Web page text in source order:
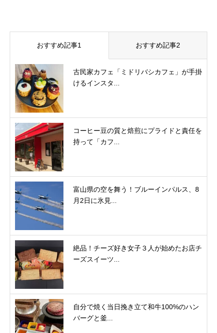
おすすめ記事1 おすすめ記事2
古民家カフェ「ミドリバシカフェ」が手掛
けるインスタ...
コーヒー豆の質と焙煎にプライドと責任を
持って「カフ...
富山県の空を舞う！ブルーインパルス、8
月2日に氷見...
絶品！チーズ好き女子３人が始めたお店チ
ーズスイーツ...
自分で焼く当日挽き立て和牛100%のハン
バーグと釜...